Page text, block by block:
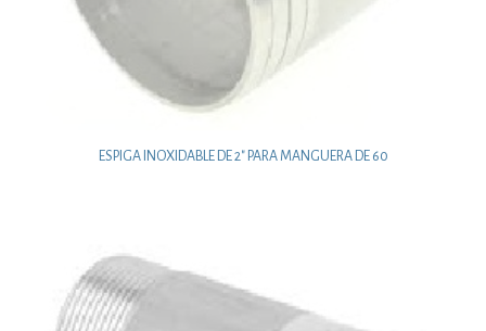
ESPIGA INOXIDABLE DE 2″ PARA MANGUERA DE 60